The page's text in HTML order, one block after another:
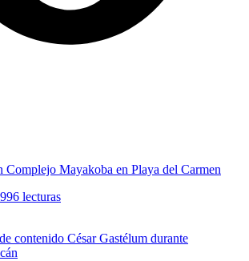
Complejo Mayakoba en Playa del Carmen
lecturas
contenido César Gastélum durante